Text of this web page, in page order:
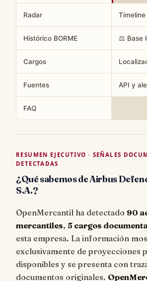
Radar Timeline
Histórico BORME ⚖️ Base
Cargos
Fuentes API y
FAQ
RESUMEN EJECUTIVO · SEÑALES
DETECTADAS
¿Qué sabemos de Airbus
S.A.?
OpenMercantil ha detectado 90
mercantiles, 5 cargos
esta empresa. La información
exclusivamente de proyecciones
disponibles y se presenta con
documentos originales.